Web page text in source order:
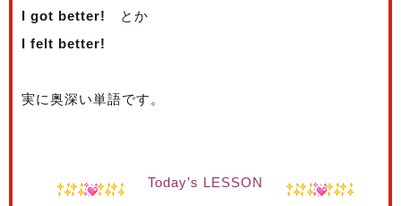
I got better!
とか
I felt better!
実に奥深い単語です。
Today’s LESSON